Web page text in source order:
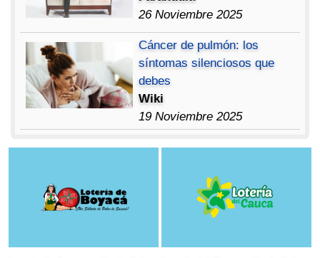
26 Noviembre 2025
Cáncer de pulmón: los
síntomas silenciosos que
debes
Wiki
19 Noviembre 2025